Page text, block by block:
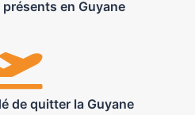
en Guyane
de quitter la Guyane